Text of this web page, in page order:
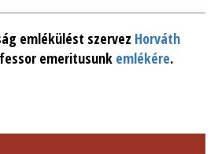
emlékülést szervez Horváth
emeritusunk emlékére.